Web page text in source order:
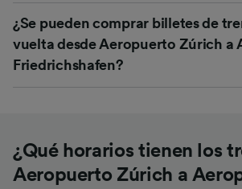
¿Se pueden comprar billetes de
vuelta desde Aeropuerto Zúrich a
Friedrichshafen?
¿Qué horarios tienen los
Aeropuerto Zúrich a